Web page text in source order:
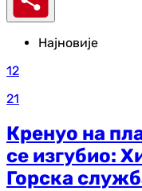
Најновије
12
21
Кренуо на
се изгубио:
Горска